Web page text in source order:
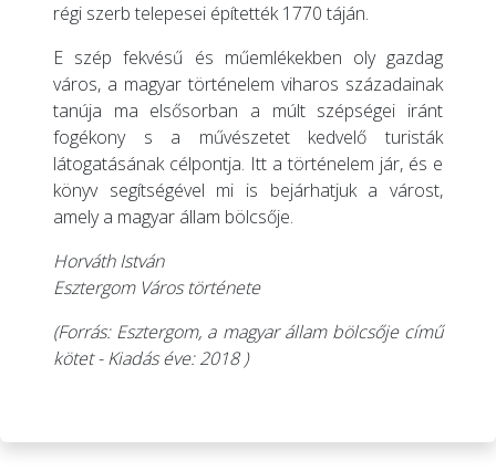
régi szerb telepesei építették 1770 táján.
E szép fekvésű és műemlékekben oly gazdag
város, a magyar történelem viharos századainak
tanúja ma elsősorban a múlt szépségei iránt
fogékony s a művészetet kedvelő turisták
látogatásának célpontja. Itt a történelem jár, és e
könyv segítségével mi is bejárhatjuk a várost,
amely a magyar állam bölcsője.
Horváth István
Esztergom Város története
(Forrás: Esztergom, a magyar állam bölcsője című
kötet - Kiadás éve: 2018 )